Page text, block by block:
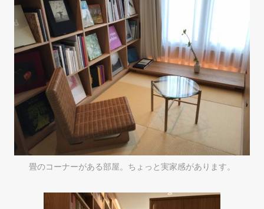
畳のコーナーがある部屋。ちょっと実家感があります。